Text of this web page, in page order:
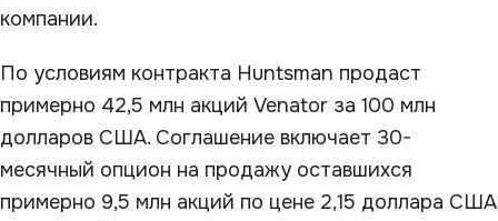
компании.
По условиям контракта Huntsman продаст
примерно 42,5 млн акций Venator за 100 млн
долларов США. Соглашение включает 30-
месячный опцион на продажу оставшихся
примерно 9,5 млн акций по цене 2,15 доллара США